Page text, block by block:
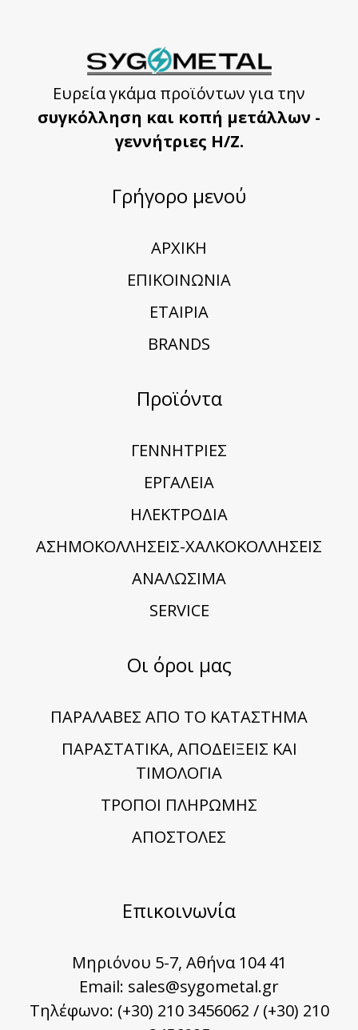
Ευρεία γκάμα προϊόντων για την
συγκόλληση και κοπή μετάλλων -
γεννήτριες Η/Ζ.
Γρήγορο μενού
ΑΡΧΙΚΗ
ΕΠΙΚΟΙΝΩΝΙΑ
ΕΤΑΙΡΙΑ
BRANDS
Προϊόντα
ΓΕΝΝΗΤΡΙΕΣ
ΕΡΓΑΛΕΙΑ
ΗΛΕΚΤΡΟΔΙΑ
ΑΣΗΜΟΚΟΛΛΗΣΕΙΣ-ΧΑΛΚΟΚΟΛΛΗΣΕΙΣ
ΑΝΑΛΩΣΙΜΑ
SERVICE
Οι όροι μας
ΠΑΡΑΛΑΒΕΣ ΑΠΟ ΤΟ ΚΑΤΑΣΤΗΜΑ
ΠΑΡΑΣΤΑΤΙΚΑ, ΑΠΟΔΕΙΞΕΙΣ ΚΑΙ
ΤΙΜΟΛΟΓΙΑ
TΡΟΠΟΙ ΠΛΗΡΩΜΗΣ
ΑΠΟΣΤΟΛΕΣ
Επικοινωνία
Μηριόνου 5-7, Αθήνα 104 41
Email: sales@sygometal.gr
Τηλέφωνο: (+30) 210 3456062 / (+30) 210